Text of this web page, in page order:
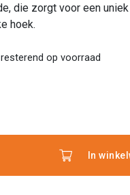
die zorgt voor een
hoek.
op voorraad
In